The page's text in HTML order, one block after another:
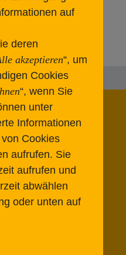
erneuerbarer
Technologien
Alexander Voigt
Lumenion. Aktuell
auf
deren
akzeptieren“, um
Cookies
“, wenn Sie
unter
Informationen
Cookies
aufrufen. Sie
aufrufen und
abwählen
oder unten auf